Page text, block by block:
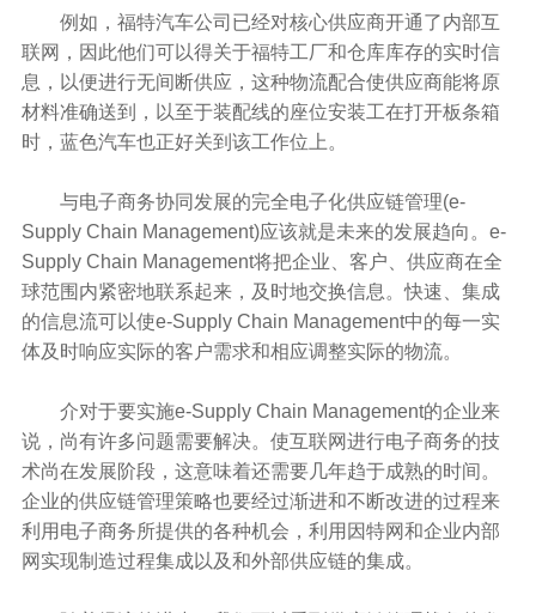
例如，福特汽车公司已经对核心供应商开通了内部互
联网，因此他们可以得关于福特工厂和仓库库存的实时信
息，以便进行无间断供应，这种物流配合使供应商能将原
材料准确送到，以至于装配线的座位安装工在打开板条箱
时，蓝色汽车也正好关到该工作位上。
与电子商务协同发展的完全电子化供应链管理(e-
Supply Chain Management)应该就是未来的发展趋向。e-
Supply Chain Management将把企业、客户、供应商在全
球范围内紧密地联系起来，及时地交换信息。快速、集成
的信息流可以使e-Supply Chain Management中的每一实
体及时响应实际的客户需求和相应调整实际的物流。
介对于要实施e-Supply Chain Management的企业来
说，尚有许多问题需要解决。使互联网进行电子商务的技
术尚在发展阶段，这意味着还需要几年趋于成熟的时间。
企业的供应链管理策略也要经过渐进和不断改进的过程来
利用电子商务所提供的各种机会，利用因特网和企业内部
网实现制造过程集成以及和外部供应链的集成。